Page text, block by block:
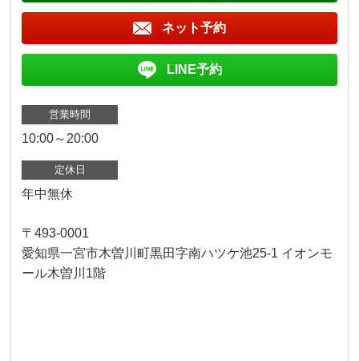
ネット予約
LINE予約
営業時間
10:00～20:00
定休日
年中無休
〒493-0001
愛知県一宮市木曽川町黒田字南ハツケ池25-1 イオンモ
ール木曽川1階